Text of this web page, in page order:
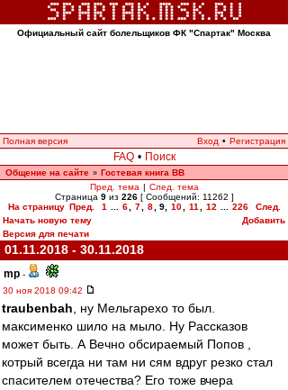
Официальный сайт болельщиков ФК "Спартак" Москва
Полная версия Вход • Регистрация
FAQ • Поиск
Общение на сайте » Гостевая книга ВВ
Пред. тема | След. тема
Страница 9из 226[ Сообщений: 11262 ]
На страницу Пред. 1 6 7 8 9, 10 11 12 226
След.
Начать новую тему
Добавить
Версия для печати
01.11.2018 - 30.11.2018
mp -
30 ноя 2018 09:42
traubenbah , ну Мельгарехо то был.
максименко шило на мыло. Ну Рассказов
может быть. А Вечно обсираемый Попов ,
котрый всегда ни там ни сям вдруг резко стал
спасителем отечества? Его тоже вчера